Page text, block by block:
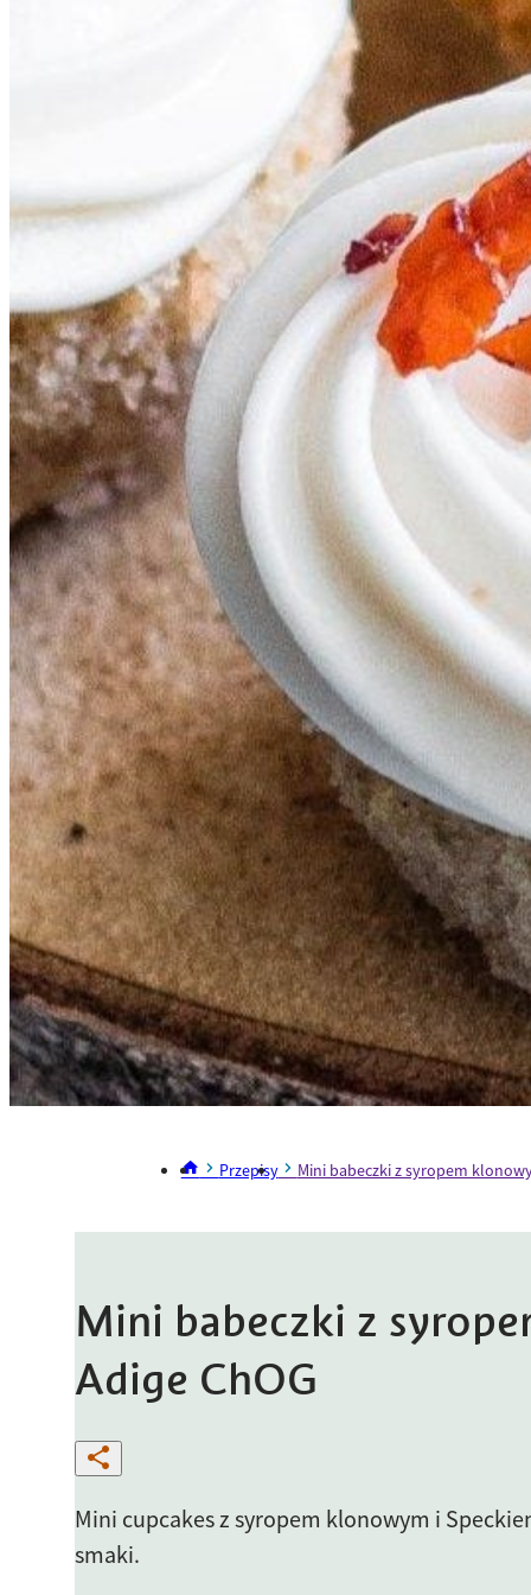
Przepisy Mini babeczki z syropem
Mini babeczki z
Adige ChOG
Mini cupcakes z syropem klonowym i
smaki.